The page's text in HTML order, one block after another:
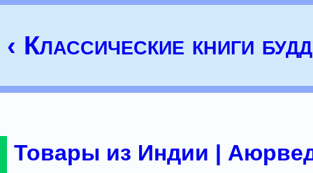
‹ Классические книги
Товары из Индии |